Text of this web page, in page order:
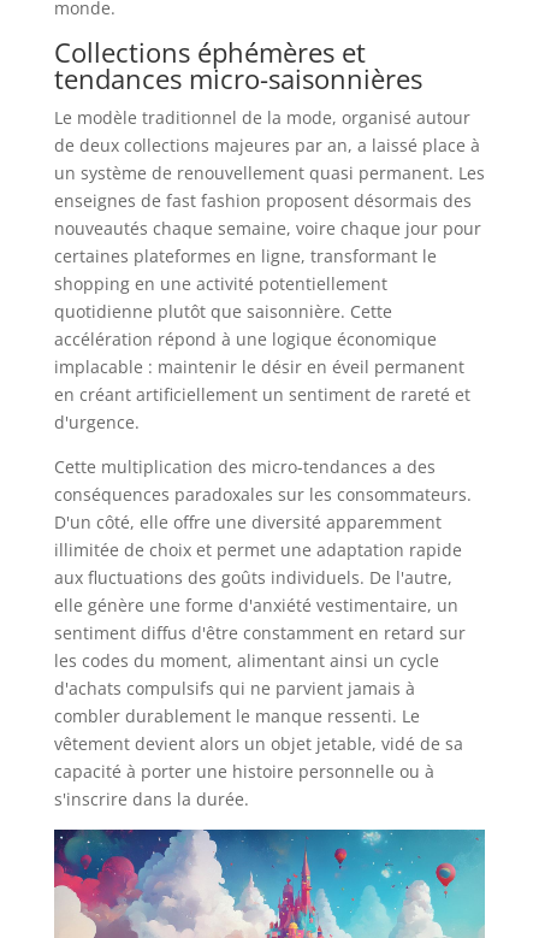
monde.
Collections éphémères et
tendances micro-saisonnières
Le modèle traditionnel de la mode, organisé autour
de deux collections majeures par an, a laissé place à
un système de renouvellement quasi permanent. Les
enseignes de fast fashion proposent désormais des
nouveautés chaque semaine, voire chaque jour pour
certaines plateformes en ligne, transformant le
shopping en une activité potentiellement
quotidienne plutôt que saisonnière. Cette
accélération répond à une logique économique
implacable : maintenir le désir en éveil permanent
en créant artificiellement un sentiment de rareté et
d'urgence.
Cette multiplication des micro-tendances a des
conséquences paradoxales sur les consommateurs.
D'un côté, elle offre une diversité apparemment
illimitée de choix et permet une adaptation rapide
aux fluctuations des goûts individuels. De l'autre,
elle génère une forme d'anxiété vestimentaire, un
sentiment diffus d'être constamment en retard sur
les codes du moment, alimentant ainsi un cycle
d'achats compulsifs qui ne parvient jamais à
combler durablement le manque ressenti. Le
vêtement devient alors un objet jetable, vidé de sa
capacité à porter une histoire personnelle ou à
s'inscrire dans la durée.